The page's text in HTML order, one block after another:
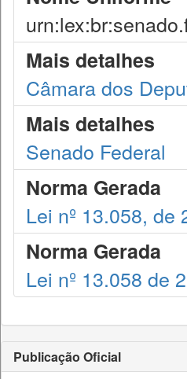
Mais detalhes
Câmara dos
Mais detalhes
Senado Federal
Norma Gerada
Lei nº 13.058, de
Norma Gerada
Lei nº 13.058 de
Publicação Oficial